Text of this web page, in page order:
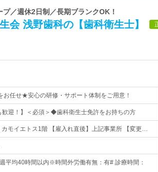
／週休2日制／長期ブランクOK！
浅野歯科の【歯科衛生士】
お任せ★安心の研修・サポート体制をご用意！
歓迎！】＜必須＞◆歯科衛生士免許をお持ちの方
モイエトス1階 【雇入れ直後】上記事業所 【変更…
平均40時間以内※時間外労働有無：有# 診療時間：